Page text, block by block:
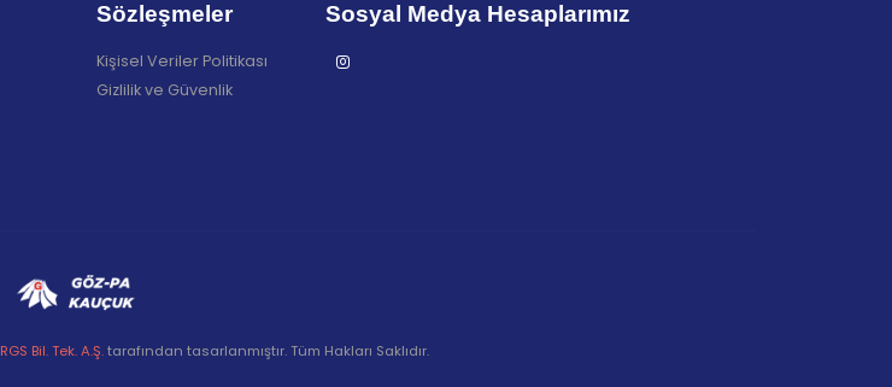
Sözleşmeler
Kişisel Veriler Politikası
Gizlilik ve Güvenlik
Sosyal Medya Hesaplarımız
RGS Bil. Tek. A.Ş.tarafından tasarlanmıştır. Tüm Hakları Saklıdır.